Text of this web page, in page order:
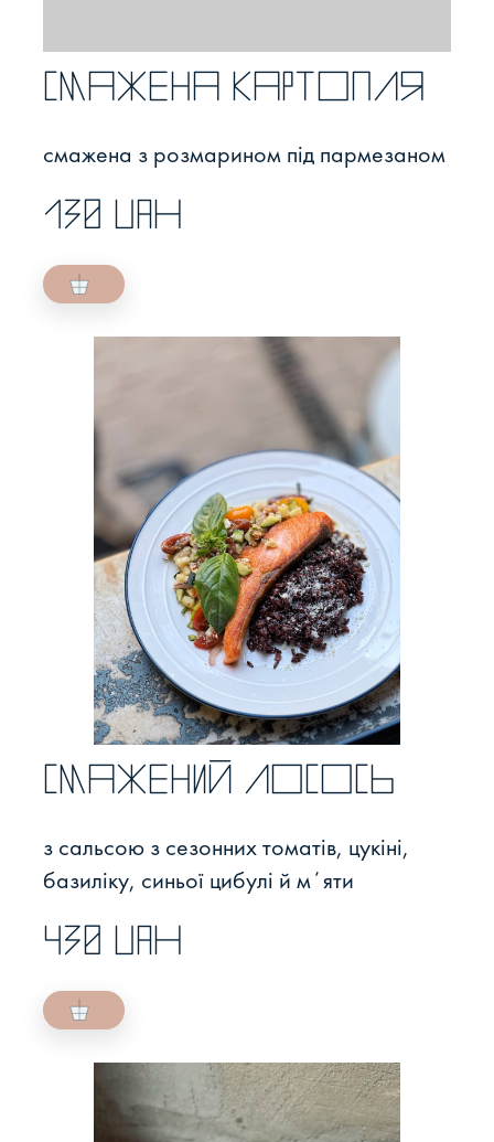
Смажена картопля
смажена з розмарином під пармезаном
130 UAH
Смажений лосось
з сальсою з сезонних томатів, цукіні,
базиліку, синьої цибулі й мʼяти
430 UAH